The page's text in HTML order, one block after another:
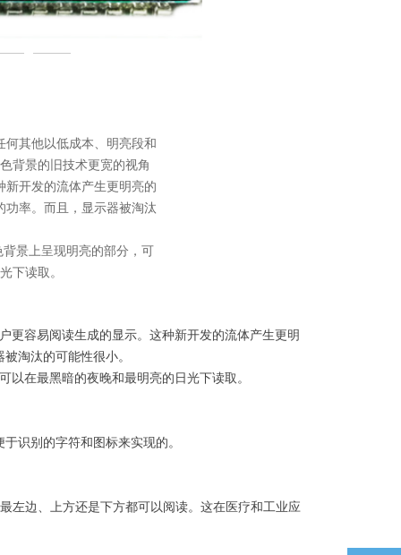
其他以低成本、明亮段和
背景的旧技术更宽的视角
新开发的流体产生更明亮的
功率。而且，显示器被淘汰
景上呈现明亮的部分，可
下读取。
更容易阅读生成的显示。这种新开发的流体产生更明
淘汰的可能性很小。
以在最黑暗的夜晚和最明亮的日光下读取。
识别的字符和图标来实现的。
左边、上方还是下方都可以阅读。这在医疗和工业应